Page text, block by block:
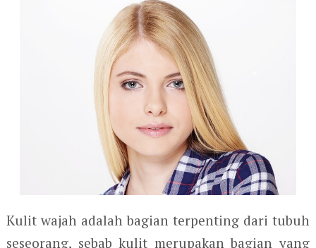
Kulit wajah adalah bagian terpenting dari tubuh
seseorang, sebab kulit merupakan bagian yang